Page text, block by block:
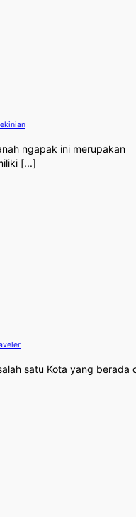
ngapak ini merupakan
[...]
satu Kota yang berada